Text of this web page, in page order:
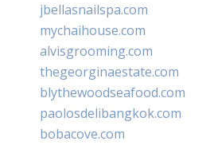
jbellasnailspa.com
mychaihouse.com
alvisgrooming.com
thegeorginaestate.com
blythewoodseafood.com
paolosdelibangkok.com
bobacove.com